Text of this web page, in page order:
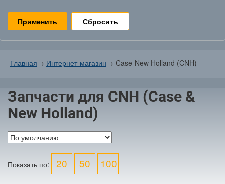
Сбросить
Главная→ Интернет-магазин→ Case-New Holland (CNH)
Запчасти для CNH (Case &
New Holland)
Показать по: 20 50 100